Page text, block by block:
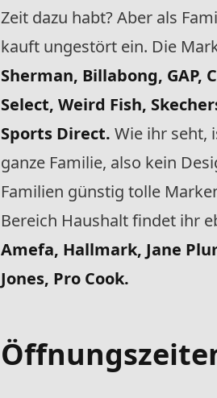
Zeit dazu habt? Aber als
kauft ungestört ein. Die
Sherman, Billabong, GAP,
Select, Weird Fish,
Sports Direct. Wie ihr seht,
ganze Familie, also kein
Familien günstig tolle
Bereich Haushalt findet ihr
Amefa, Hallmark, Jane
Jones, Pro Cook.